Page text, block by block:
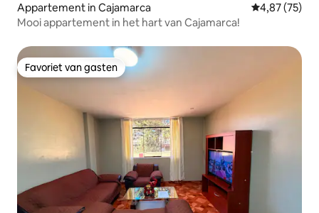
Appartement in Cajamarca Gemiddelde
4,87 (75)
Mooi appartement in het hart van Cajamarca!
Favoriet van gasten
Favoriet van gasten